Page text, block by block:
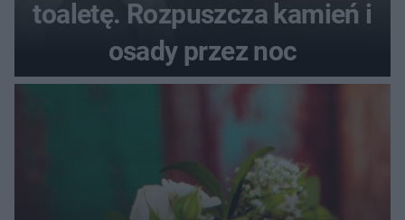
toaletę. Rozpuszcza kamień i
osady przez noc